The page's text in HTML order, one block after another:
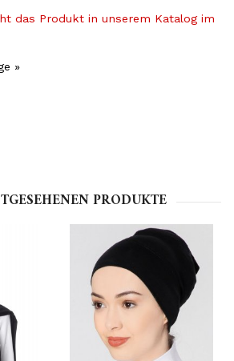
das Produkt in unserem Katalog im
»
PRODUKTE